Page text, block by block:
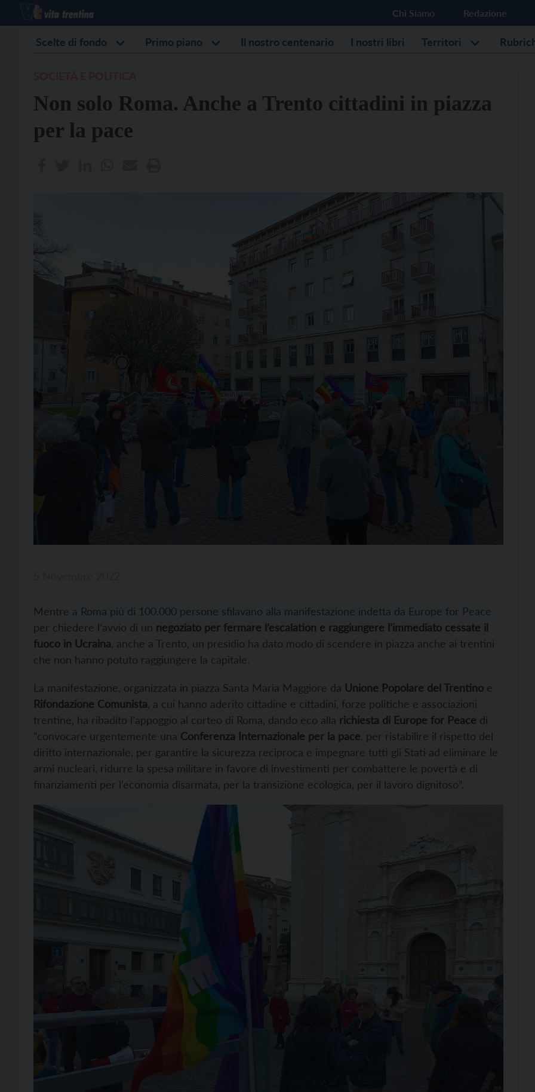
Chi Siamo Redazione
Scelte di fondo Primo piano Il nostro centenario I nostri libri Territori
Non solo Roma. Anche a Trento cittadini in piazza
per la pace
Mentre a Roma più di 100.000 persone sfilavano alla manifestazione indetta da Europe for Peace
per chiedere l’avvio di un negoziato per fermare l’escalation e raggiungere l’immediato cessate il
fuoco in Ucraina, anche a Trento, un presidio ha dato modo di scendere in piazza anche ai trentini
che non hanno potuto raggiungere la capitale.
La manifestazione, organizzata in piazza Santa Maria Maggiore da Unione Popolare del Trentino e
Rifondazione Comunista, a cui hanno aderito cittadine e cittadini, forze politiche e associazioni
trentine, ha ribadito l’appoggio al corteo di Roma, dando eco alla richiesta di Europe for Peace di
“convocare urgentemente una Conferenza Internazionale per la pace, per ristabilire il rispetto del
diritto internazionale, per garantire la sicurezza reciproca e impegnare tutti gli Stati ad eliminare le
armi nucleari, ridurre la spesa militare in favore di investimenti per combattere le povertà e di
finanziamenti per l’economia disarmata, per la transizione ecologica, per il lavoro dignitoso”.